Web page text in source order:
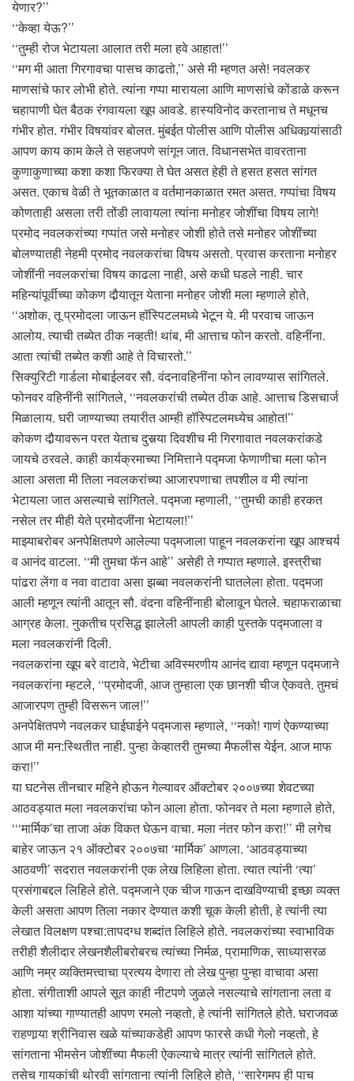
येणार?’’
‘‘केव्हा येऊ?’’
‘‘तुम्ही रोज भेटायला आलात तरी मला हवे आहात!’’
‘‘मग मी आता गिरगावचा पासच काढतो,’’ असे मी म्हणत असे! नवलकर
माणसांचे फार लोभी होते. त्यांना गप्पा मारायला आणि माणसांचे कोंडाळे करून
चहापाणी घेत बैठक रंगवायला खूप आवडे. हास्यविनोद करतानाच ते मधूनच
गंभीर होत. गंभीर विषयांवर बोलत. मुंबईत पोलीस आणि पोलीस अधिकार्‍यांसाठी
आपण काय काम केले ते सहजपणे सांगून जात. विधानसभेत वावरताना
कुणाकुणाच्या कशा कशा फिरक्या ते घेत असत हेही ते हसत हसत सांगत
असत. एकाच वेळी ते भूतकाळात व वर्तमानकाळात रमत असत. गप्पांचा विषय
कोणताही असला तरी तोंडी लावायला त्यांना मनोहर जोशींचा विषय लागे!
प्रमोद नवलकरांच्या गप्पांत जसे मनोहर जोशी होते तसे मनोहर जोशींच्या
बोलण्यातही नेहमी प्रमोद नवलकरांचा विषय असतो. प्रवास करताना मनोहर
जोशींनी नवलकरांचा विषय काढला नाही, असे कधी घडले नाही. चार
महिन्यांपूर्वीच्या कोकण दौर्‍यातून येताना मनोहर जोशी मला म्हणाले होते,
‘‘अशोक, तू प्रमोदला जाऊन हॉस्पिटलमध्ये भेटून ये. मी परवाच जाऊन
आलोय. त्याची तब्येत ठीक नव्हती! थांब, मी आत्ताच फोन करतो. वहिनींना.
आता त्यांची तब्येत कशी आहे ते विचारतो.’’
सिक्युरिटी गार्डला मोबाईलवर सौ. वंदनावहिनींना फोन लावण्यास सांगितले.
फोनवर वहिनींनी सांगितले, ‘‘नवलकरांची तब्येत ठीक आहे. आत्ताच डिसचार्ज
मिळालाय. घरी जाण्याच्या तयारीत आम्ही हॉस्पिटलमध्येच आहोत!’’
कोकण दौर्‍यावरून परत येताच दुसर्‍या दिवशीच मी गिरगावात नवलकरांकडे
जायचे ठरवले. काही कार्यक्रमाच्या निमित्ताने पद्मजा फेणाणीचा मला फोन
आला असता मी तिला नवलकरांच्या आजारपणाचा तपशील व मी त्यांना
भेटायला जात असल्याचे सांगितले. पद्मजा म्हणाली, ‘‘तुमची काही हरकत
नसेल तर मीही येते प्रमोदजींना भेटायला!’’
माझ्याबरोबर अनपेक्षितपणे आलेल्या पद्मजाला पाहून नवलकरांना खूप आश्चर्य
व आनंद वाटला. ‘‘मी तुमचा फॅन आहे’’ असेही ते गप्पात म्हणाले. इस्त्रीचा
पांढरा लेंगा व नवा वाटावा असा झब्बा नवलकरांनी घातलेला होता. पद्मजा
आली म्हणून त्यांनी आतून सौ. वंदना वहिनींनाही बोलावून घेतले. चहाफराळाचा
आग्रह केला. नुकतीच प्रसिद्ध झालेली आपली काही पुस्तके पद्मजाला व
मला नवलकरांनी दिली.
नवलकरांना खूप बरे वाटावे, भेटीचा अविस्मरणीय आनंद द्यावा म्हणून पद्मजाने
नवलकरांना म्हटले, ‘‘प्रमोदजी, आज तुम्हाला एक छानशी चीज ऐकवते. तुमचं
आजारपण तुम्ही विसरून जाल!’’
अनपेक्षितपणे नवलकर घाईघाईने पद्मजास म्हणाले, ‘‘नको! गाणं ऐकण्याच्या
आज मी मन:स्थितीत नाही. पुन्हा केव्हातरी तुमच्या मैफलीस येईन. आज माफ
करा!’’
या घटनेस तीनचार महिने होऊन गेल्यावर ऑक्टोबर २००७च्या शेवटच्या
आठवड्यात मला नवलकरांचा फोन आला होता. फोनवर ते मला म्हणाले होते,
‘‘‘मार्मिक’चा ताजा अंक विकत घेऊन वाचा. मला नंतर फोन करा!’’ मी लगेच
बाहेर जाऊन २१ ऑक्टोबर २००७चा ‘मार्मिक’ आणला. ‘आठवड्याच्या
आठवणी’ सदरात नवलकरांनी एक लेख लिहिला होता. त्यात त्यांनी ‘त्या’
प्रसंगाबद्दल लिहिले होते. पद्मजाने एक चीज गाऊन दाखविण्याची इच्छा व्यक्त
केली असता आपण तिला नकार देण्यात कशी चूक केली होती, हे त्यांनी त्या
लेखात विलक्षण पश्चा:तापदग्ध शब्दांत लिहिले होते. नवलकरांच्या स्वाभाविक
तरीही शैलीदार लेखनशैलीबरोबरच त्यांच्या निर्मळ, प्रामाणिक, साध्यासरळ
आणि नम्र व्यक्तिमत्त्वाचा प्रत्यय देणारा तो लेख पुन्हा पुन्हा वाचावा असा
होता. संगीताशी आपले सूत काही नीटपणे जुळले नसल्याचे सांगताना लता व
आशा यांच्या गाण्यातही आपण रमलो नव्हतो, हे त्यांनी सांगितले होते. घराजवळ
राहणार्‍या श्रीनिवास खळे यांच्याकडेही आपण फारसे कधी गेलो नव्हतो, हे
सांगताना भीमसेन जोशींच्या मैफली ऐकल्याचे मात्र त्यांनी सांगितले होते.
तसेच गायकांची थोरवी सांगताना त्यांनी लिहिले होते, ‘‘सारेगमप ही पाच